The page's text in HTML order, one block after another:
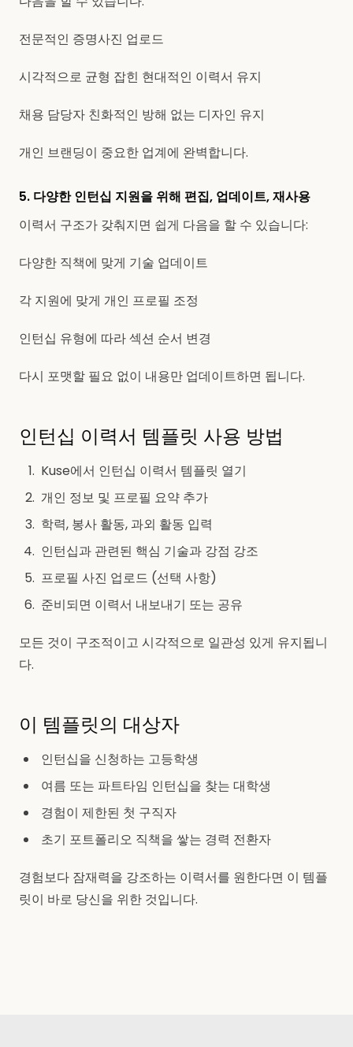
전문적인 증명사진 업로드
시각적으로 균형 잡힌 현대적인 이력서 유지
채용 담당자 친화적인 방해 없는 디자인 유지
개인 브랜딩이 중요한 업계에 완벽합니다.
5. 다양한 인턴십 지원을 위해 편집, 업데이트, 재사용
이력서 구조가 갖춰지면 쉽게 다음을 할 수 있습니다:
다양한 직책에 맞게 기술 업데이트
각 지원에 맞게 개인 프로필 조정
인턴십 유형에 따라 섹션 순서 변경
다시 포맷할 필요 없이 내용만 업데이트하면 됩니다.
인턴십 이력서 템플릿 사용 방법
Kuse에서 인턴십 이력서 템플릿 열기
개인 정보 및 프로필 요약 추가
학력, 봉사 활동, 과외 활동 입력
인턴십과 관련된 핵심 기술과 강점 강조
프로필 사진 업로드 (선택 사항)
준비되면 이력서 내보내기 또는 공유
모든 것이 구조적이고 시각적으로 일관성 있게 유지됩니
다.
이 템플릿의 대상자
인턴십을 신청하는 고등학생
여름 또는 파트타임 인턴십을 찾는 대학생
경험이 제한된 첫 구직자
초기 포트폴리오 직책을 쌓는 경력 전환자
경험보다 잠재력을 강조하는 이력서를 원한다면 이 템플
릿이 바로 당신을 위한 것입니다.